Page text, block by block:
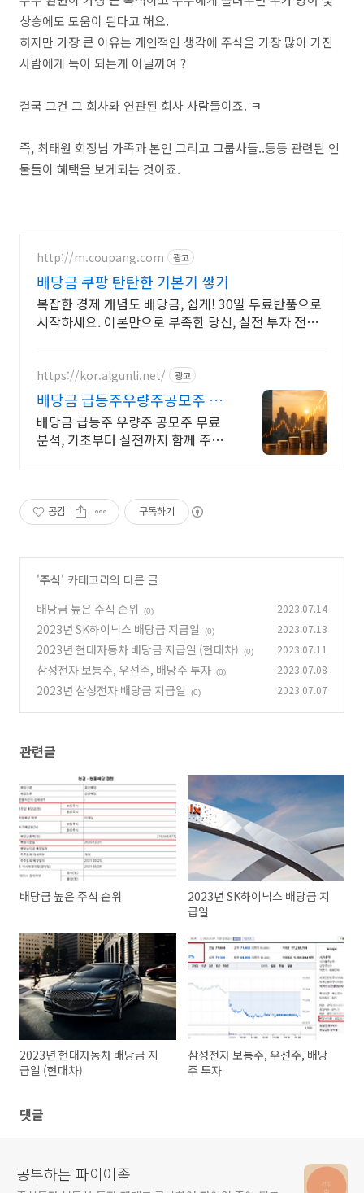
상승에도 도움이 된다고 해요.
하지만 가장 큰 이유는 개인적인 생각에 주식을 가장 많이 가진
사람에게 득이 되는게 아닐까여 ?
결국 그건 그 회사와 연관된 회사 사람들이죠. ㅋ
즉, 최태원 회장님 가족과 본인 그리고 그룹사들..등등 관련된 인
물들이 혜택을 보게되는 것이죠.
http://m.coupang.com 광고
배당금 쿠팡 탄탄한 기본기 쌓기
복잡한 경제 개념도 배당금, 쉽게! 30일 무료반품으로
시작하세요. 이론만으로 부족한 당신, 실전 투자 전략
https://kor.algunli.net/ 광고
배당금 급등주우량주공모주 추
지금 안보면 늦어요
배당금 급등주 우량주 공모주 무료
분석, 기초부터 실전까지 함께 주식
공감 구독하기
'주식' 카테고리의 다른 글
배당금 높은 주식 순위
(0) 2023.07.14
2023년 SK하이닉스 배당금 지급일 (0) 2023.07.13
2023년 현대자동차 배당금 지급일 (현대차) (0) 2023.07.11
삼성전자 보통주, 우선주, 배당주 투자 (0) 2023.07.08
2023년 삼성전자 배당금 지급일 (0) 2023.07.07
관련글
배당금 높은 주식 순위
2023년 SK하이닉스 배당금 지
급일
2023년 현대자동차 배당금 지
급일 (현대차)
삼성전자 보통주, 우선주, 배당
주 투자
댓글
공부하는 파이어족